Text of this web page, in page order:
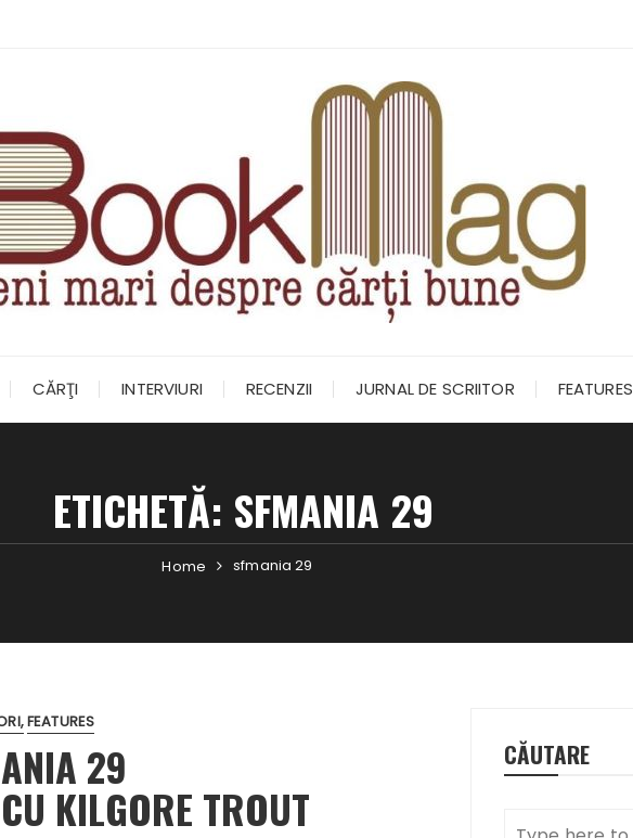
CĂRŢI INTERVIURI RECENZII JURNAL DE SCRIITOR FEATURES
ETICHETĂ: SFMANIA 29
Home sfmania 29
FEATURES
29
KILGORE TROUT
CĂUTARE